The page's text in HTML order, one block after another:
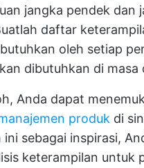
jangka pendek dan
daftar
oleh setiap
dibutuhkan di masa
Anda dapat
produk di
ini sebagai inspirasi,
keterampilan untuk